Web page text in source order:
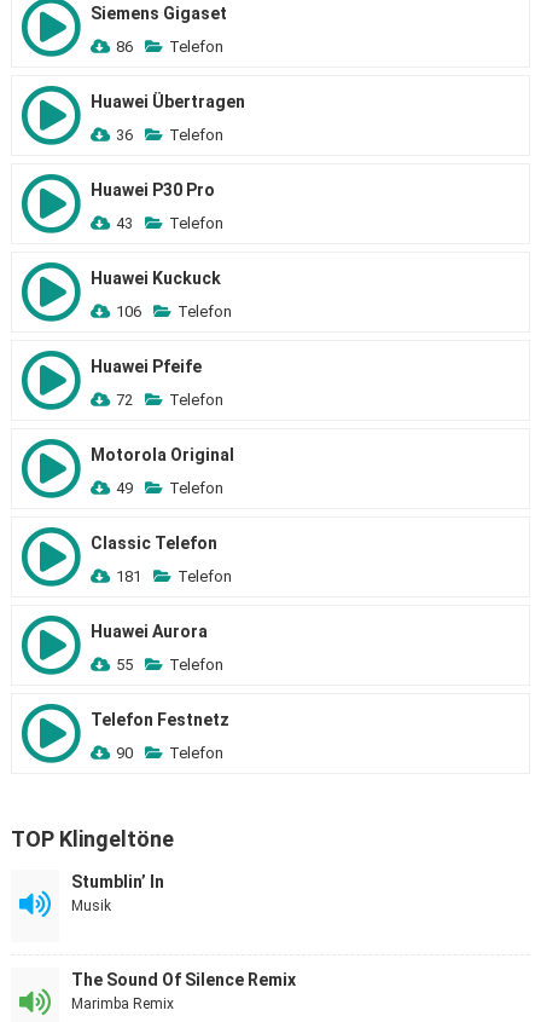
Siemens Gigaset
86 Telefon
Huawei Übertragen
36 Telefon
Huawei P30 Pro
43 Telefon
Huawei Kuckuck
106 Telefon
Huawei Pfeife
72 Telefon
Motorola Original
49 Telefon
Classic Telefon
181 Telefon
Huawei Aurora
55 Telefon
Telefon Festnetz
90 Telefon
TOP Klingeltöne
Stumblin’ In
Musik
The Sound Of Silence Remix
Marimba Remix